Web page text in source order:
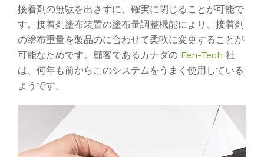
接着剤の無駄を出さずに、確実に閉じることが可能で
す。接着剤塗布装置の塗布量調整機能により、接着剤
の塗布重量を製品のに合わせて柔軟に変更することが
可能なためです。顧客であるカナダの Fen-Tech 社
は、何年も前からこのシステムをうまく使用している
ようです。